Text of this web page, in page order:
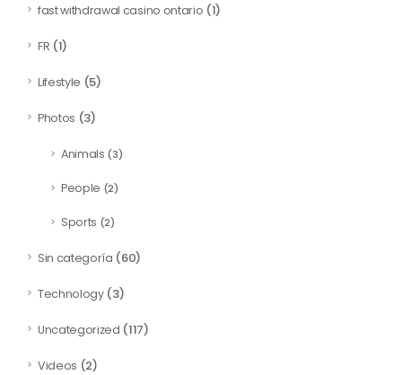
fast withdrawal casino ontario (1)
FR (1)
Lifestyle (5)
Photos (3)
Animals (3)
People (2)
Sports (2)
Sin categoría (60)
Technology(3)
Uncategorized (117)
Videos (2)